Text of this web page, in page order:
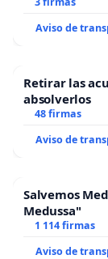
Aviso de
Retirar las
absolverlos
48 firmas
Aviso de
Salvemos
Medussa"
1 114 firmas
Aviso de